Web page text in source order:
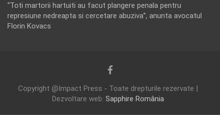
“Toti martorii hartuiti au facut plangere penala pentru
represiune nedreapta si cercetare abuziva”, anunta avocatul
Florin Kovacs
Copyright @Impact Press - Toate drepturile rezervate |
Dezvoltare web: Sapphire România